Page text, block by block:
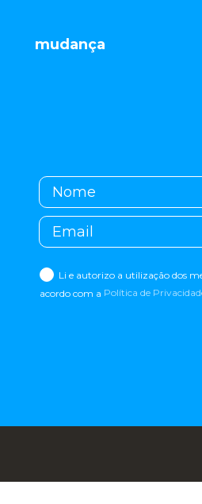
mudança
Li e autorizo a utilização dos
acordo com a Política de